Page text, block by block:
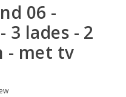
06 -
3 lades - 2
- met tv